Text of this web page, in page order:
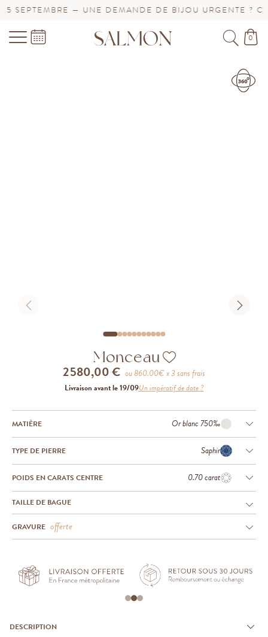
UNE DEMANDE DE BIJOU URGENTE ? CONTACTEZ-
0
Monceau
2 580,00 € ou860.00€ x 3 sans frais
Livraison avant le 19/09Un impératif de date ?
MATIÈRE Or blanc 750‰
TYPE DE PIERRE Saphir
POIDS EN CARATS CENTRE 0.70 carat
TAILLE DE BAGUE
GRAVURE offerte
DESCRIPTION